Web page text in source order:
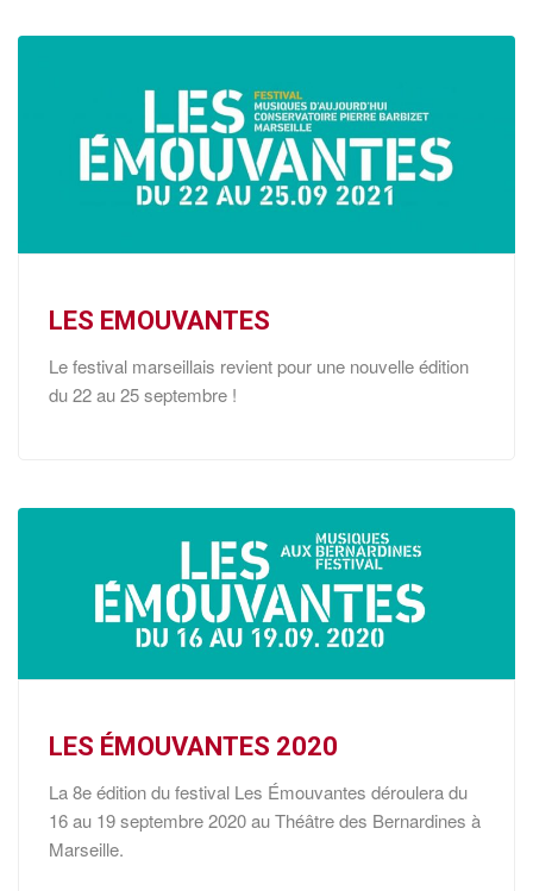
LES EMOUVANTES
Le festival marseillais revient pour une nouvelle édition
du 22 au 25 septembre !
LES ÉMOUVANTES 2020
La 8e édition du festival Les Émouvantes déroulera du
16 au 19 septembre 2020 au Théâtre des Bernardines à
Marseille.